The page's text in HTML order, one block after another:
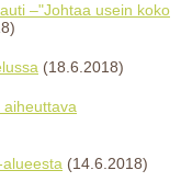
–"Johtaa usein koko
(18.6.2018)
aiheuttava
(14.6.2018)